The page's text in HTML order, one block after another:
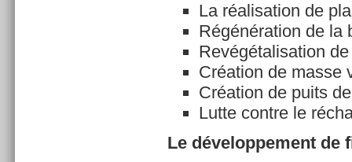
La réalisation de
Régénération de la
Revégétalisation
Création de masse
Création de puits
Lutte contre le
Le développement de